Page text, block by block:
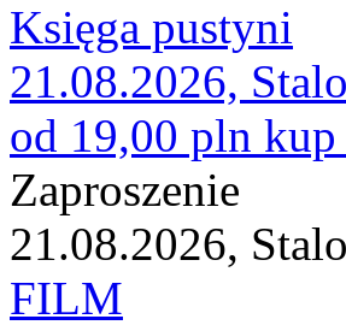
Księga pustyni
21.08.2026,
od 19,00 pln
Zaproszenie
21.08.2026,
FILM